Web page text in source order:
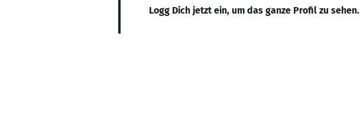
Logg Dich jetzt ein, um das ganze Profil zu sehen.